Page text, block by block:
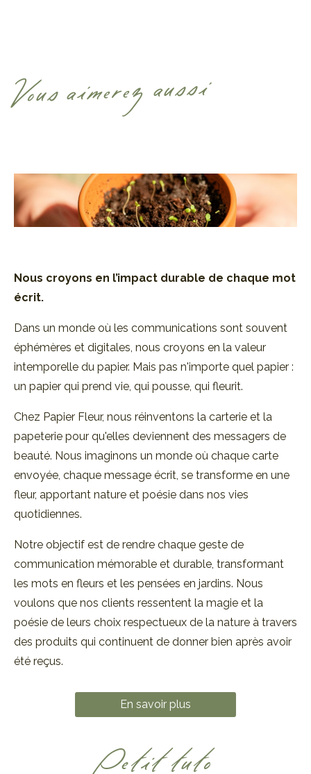
Vous aimerez aussi
Nous croyons en l’impact durable de chaque mot
écrit.
Dans un monde où les communications sont souvent
éphémères et digitales, nous croyons en la valeur
intemporelle du papier. Mais pas n'importe quel papier :
un papier qui prend vie, qui pousse, qui fleurit.
Chez Papier Fleur, nous réinventons la carterie et la
papeterie pour qu'elles deviennent des messagers de
beauté. Nous imaginons un monde où chaque carte
envoyée, chaque message écrit, se transforme en une
fleur, apportant nature et poésie dans nos vies
quotidiennes.
Notre objectif est de rendre chaque geste de
communication mémorable et durable, transformant
les mots en fleurs et les pensées en jardins. Nous
voulons que nos clients ressentent la magie et la
poésie de leurs choix respectueux de la nature à travers
des produits qui continuent de donner bien après avoir
été reçus.
En savoir plus
Petit tuto